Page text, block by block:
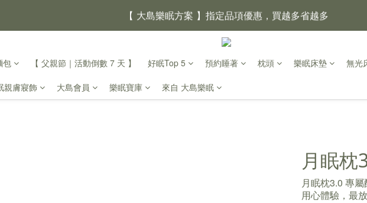
【 大島樂眠方案 】指定品項優惠，買越多省越多
【新家入厝禮】新家起點，送上祝福
包 【 父親節｜活動倒數 7 天 】 好眠Top 5 預約睡著 枕頭 樂眠床墊 無光
親膚寢飾 大島會員 樂眠寶庫 來自 大島樂眠
月眠枕
月眠枕3.0 專屬
用心體驗，最